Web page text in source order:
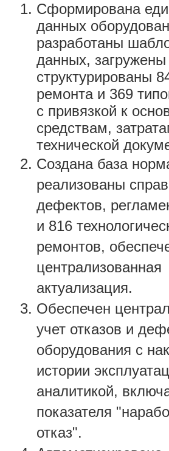
Сформирована
данных
разработаны
данных, загружены
структурированы
ремонта и 369
с привязкой к
средствам,
технической
Создана база
реализованы
дефектов,
и 816
ремонтов,
централизованная
актуализация.
Обеспечен
учет отказов и
оборудования с
истории
аналитикой,
показателя
отказ".